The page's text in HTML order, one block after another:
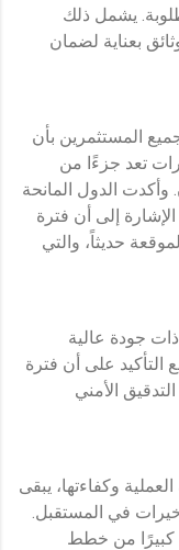
يشمل ذلك
بعناية لضمان
المستثمرين بأن
تعد جزءًا من
وأكدت الدول المانحة
إلى أن فترة
حديثاً، والتي
جودة عالية
التأكيد على أن فترة
الأمني
وكفاءتها، يبقى
في المستقبل.
كبيرًا من خطط